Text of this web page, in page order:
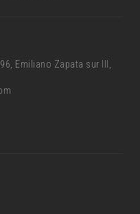
Emiliano Zapata sur lll,